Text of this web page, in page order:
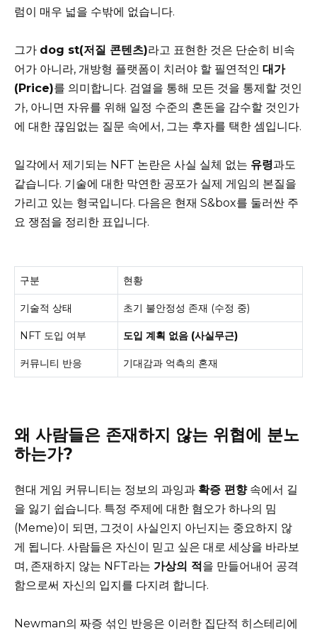
럼이 매우 넓을 수밖에 없습니다.
그가 dog st(저질 콘텐츠)라고 표현한 것은 단순히 비속
어가 아니라, 개방형 플랫폼이 치러야 할 필연적인 대가
(Price)를 의미합니다. 검열을 통해 모든 것을 통제할 것인
가, 아니면 자유를 위해 일정 수준의 혼돈을 감수할 것인가
에 대한 끊임없는 질문 속에서, 그는 후자를 택한 셈입니다.
일각에서 제기되는 NFT 논란은 사실 실체 없는 유령과도
같습니다. 기술에 대한 막연한 공포가 실제 게임의 본질을
가리고 있는 형국입니다. 다음은 현재 S&box를 둘러싼 주
요 쟁점을 정리한 표입니다.
구분 현황
기술적 상태 초기 불안정성 존재 (수정 중)
NFT 도입 여부 도입 계획 없음 (사실무근)
커뮤니티 반응 기대감과 억측의 혼재
왜 사람들은 존재하지 않는 위협에 분노
하는가?
현대 게임 커뮤니티는 정보의 과잉과 확증 편향속에서 길
을 잃기 쉽습니다. 특정 주제에 대한 혐오가 하나의 밈
(Meme)이 되면, 그것이 사실인지 아닌지는 중요하지 않
게 됩니다. 사람들은 자신이 믿고 싶은 대로 세상을 바라보
며, 존재하지 않는 NFT라는 가상의 적을 만들어내어 공격
함으로써 자신의 입지를 다지려 합니다.
Newman의 짜증 섞인 반응은 이러한 집단적 히스테리에